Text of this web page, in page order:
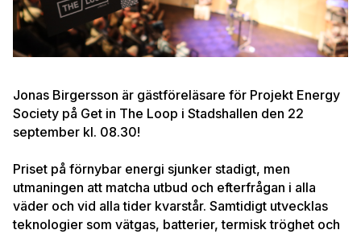
Jonas Birgersson är gästföreläsare för Projekt Energy
Society på Get in The Loop i Stadshallen den 22
september kl. 08.30!
Priset på förnybar energi sjunker stadigt, men
utmaningen att matcha utbud och efterfrågan i alla
väder och vid alla tider kvarstår. Samtidigt utvecklas
teknologier som vätgas, batterier, termisk tröghet och